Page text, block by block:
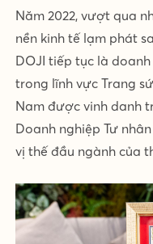
Năm 2022, vượt qua
nền kinh tế lạm phát
DOJI tiếp tục là
trong lĩnh vực Trang
Nam được vinh danh
Doanh nghiệp Tư
vị thế đầu ngành của